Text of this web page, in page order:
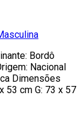
Bordô
Nacional
Dimensões
53 cm G: 73 x 57